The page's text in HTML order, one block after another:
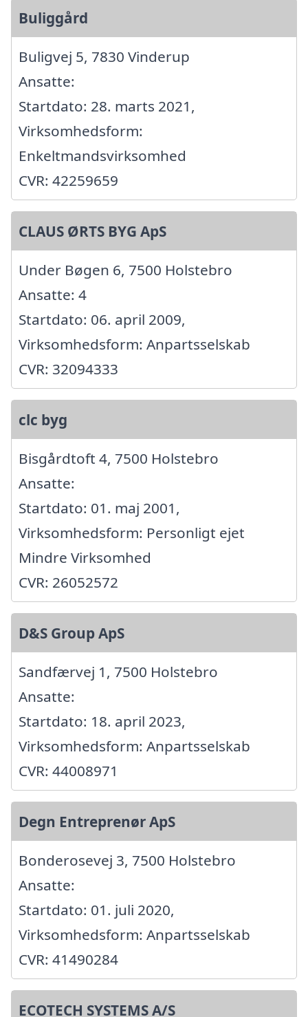
Buliggård
Buligvej 5, 7830 Vinderup
Ansatte:
Startdato: 28. marts 2021,
Virksomhedsform:
Enkeltmandsvirksomhed
CVR: 42259659
CLAUS ØRTS BYG ApS
Under Bøgen 6, 7500 Holstebro
Ansatte: 4
Startdato: 06. april 2009,
Virksomhedsform: Anpartsselskab
CVR: 32094333
clc byg
Bisgårdtoft 4, 7500 Holstebro
Ansatte:
Startdato: 01. maj 2001,
Virksomhedsform: Personligt ejet
Mindre Virksomhed
CVR: 26052572
D&S Group ApS
Sandfærvej 1, 7500 Holstebro
Ansatte:
Startdato: 18. april 2023,
Virksomhedsform: Anpartsselskab
CVR: 44008971
Degn Entreprenør ApS
Bonderosevej 3, 7500 Holstebro
Ansatte:
Startdato: 01. juli 2020,
Virksomhedsform: Anpartsselskab
CVR: 41490284
ECOTECH SYSTEMS A/S